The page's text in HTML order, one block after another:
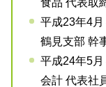
食品 代表取
平成23年4
鶴見支部 幹
平成24年5
会計 代表社